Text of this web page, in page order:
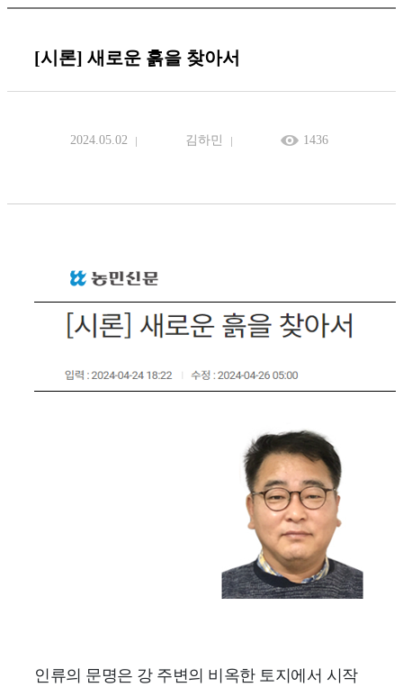
[시론] 새로운 흙을 찾아서
2024.05.02 김하민 1436
인류의 문명은 강 주변의 비옥한 토지에서 시작